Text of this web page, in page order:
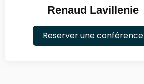
Renaud Lavillenie
Reserver une conférence